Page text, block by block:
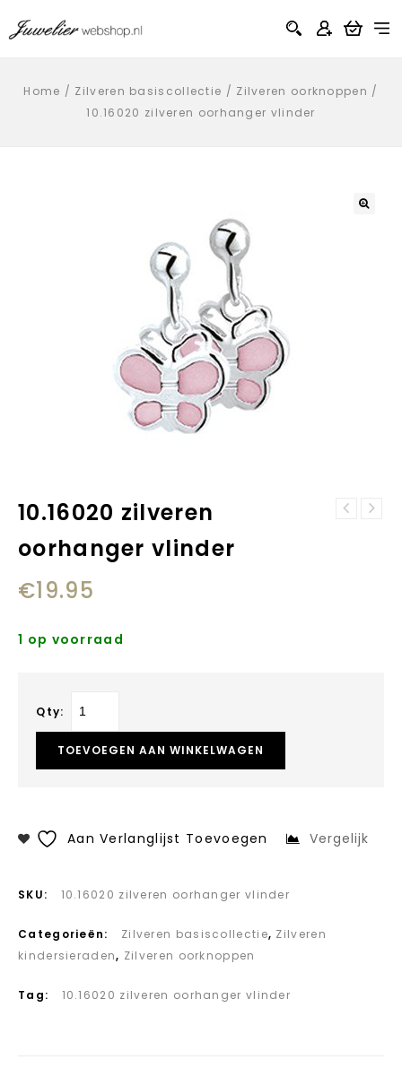
Home / Zilveren basiscollectie / Zilveren oorknoppen /
10.16020 zilveren oorhanger vlinder
10.16020 zilveren
oorhanger vlinder
€19.95
1 op voorraad
Qty:
TOEVOEGEN AAN WINKELWAGEN
Aan Verlanglijst Toevoegen Vergelijk
SKU: 10.16020 zilveren oorhanger vlinder
Categorieën: Zilveren basiscollectie, Zilveren
kindersieraden, Zilveren oorknoppen
Tag: 10.16020 zilveren oorhanger vlinder